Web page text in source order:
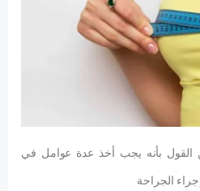
بأنه يجب أخذ عدة عوامل في
الجراحة